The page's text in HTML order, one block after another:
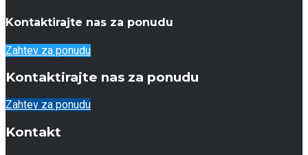
Kontaktirajte nas za ponudu
Zahtev za ponudu
Kontaktirajte nas za ponudu
Zahtev za ponudu
Kontakt